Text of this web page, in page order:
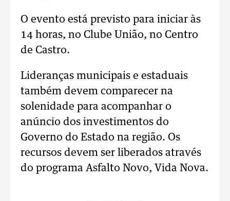
O evento está previsto para iniciar às
14 horas, no Clube União, no Centro
de Castro.
Lideranças municipais e estaduais
também devem comparecer na
solenidade para acompanhar o
anúncio dos investimentos do
Governo do Estado na região. Os
recursos devem ser liberados através
do programa Asfalto Novo, Vida Nova.